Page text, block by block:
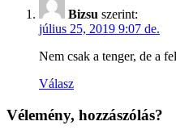
Bizsu szerint:
július 25, 2019 9:07 de.
Nem csak a tenger, de a
Válasz
Vélemény, hozzászólás?